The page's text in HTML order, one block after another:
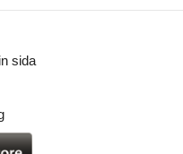
sida